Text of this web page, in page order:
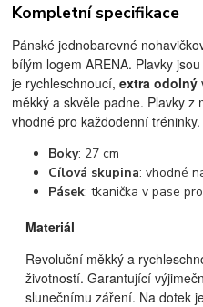
Kompletní specifikace
Pánské jednobarevné
bílým logem ARENA. Plavky
je rychleschnoucí,extra odolný
měkký a skvěle padne. Plavky z
vhodné pro každodenní tréninky.
Boky: 27 cm
Cílová skupina: vhodné
Pásek: tkanička v pase
Materiál
Revoluční měkký a
životností. Garantující
slunečnímu záření. Na dotek